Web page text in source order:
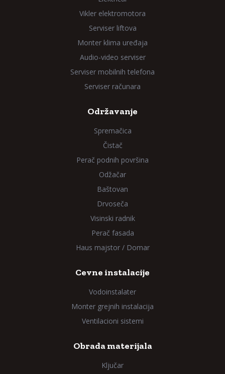
Vikler elektromotora
Serviser liftova
Monter klima uređaja
Audio-video serviser
Serviser mobilnih telefona
Serviser računara
Održavanje
Spremačica
Čistač
Perač podnih površina
Odžačar
Baštovan
Drvoseča
Visinski radnik
Perač fasada
Haus majstor / Domar
Cevne instalacije
Vodoinstalater
Monter grejnih instalacija
Ventilacioni sistemi
Obrada materijala
Ključar